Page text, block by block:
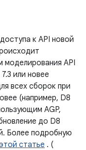
к API новой
моделирования API
или новее
всех сборок при
(например, D8
AGP,
до D8
Более подробную
статье . (